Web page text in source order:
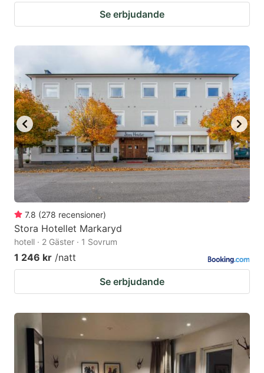
Se erbjudande
7.8 (278 recensioner)
Stora Hotellet Markaryd
hotell · 2 Gäster · 1 Sovrum
1 246 kr /natt
Se erbjudande